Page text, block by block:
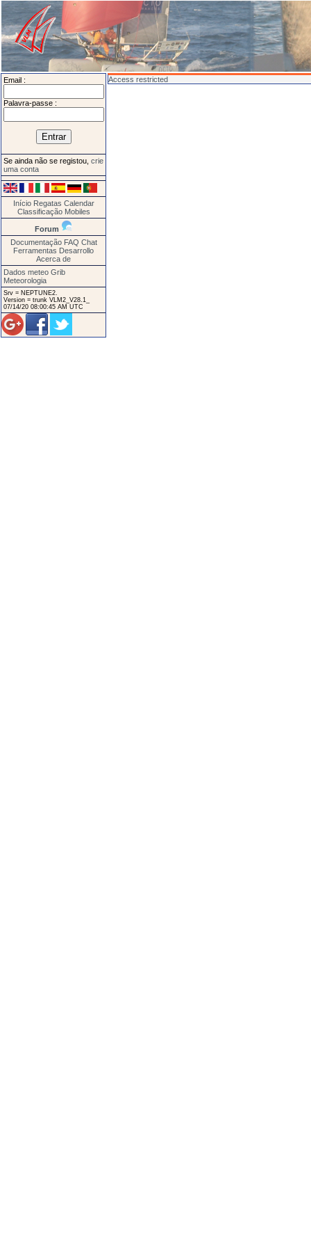
Email :
Palavra-passe :
Se ainda não se registou, crie
uma conta
Início Regatas Calendar
Classificação Mobiles
Forum
Documentação FAQ Chat
Ferramentas Desarrollo
Acerca de
Dados meteo Grib
Meteorologia
Srv = NEPTUNE2.
Version = trunk VLM2_V28.1_
07/14/20 08:00:45 AM UTC
Access restricted